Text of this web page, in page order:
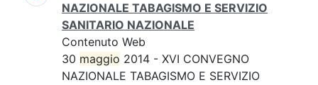
NAZIONALE TABAGISMO E SERVIZIO
SANITARIO NAZIONALE
Contenuto Web
30 maggio 2014 - XVI CONVEGNO
NAZIONALE TABAGISMO E SERVIZIO